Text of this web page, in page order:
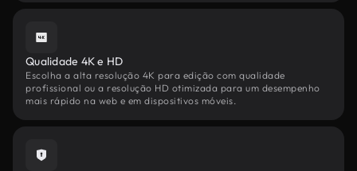
Qualidade 4K e HD
Escolha a alta resolução 4K para edição com qualidade
profissional ou a resolução HD otimizada para um desempenho
mais rápido na web e em dispositivos móveis.